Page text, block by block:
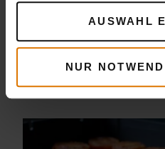
AUSWAHL
NUR
Maroni-Salat mit